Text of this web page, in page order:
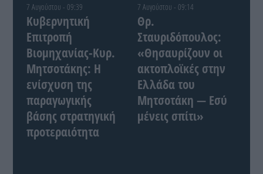
7 Αυγούστου - 09:39
Κυβερνητική
Επιτροπή
Βιομηχανίας-Κυρ.
Μητσοτάκης: Η
ενίσχυση της
παραγωγικής
βάσης στρατηγική
προτεραιότητα
7 Αυγούστου - 09:14
Θρ.
Σταυριδόπουλος:
«Θησαυρίζουν οι
ακτοπλοϊκές στην
Ελλάδα του
Μητσοτάκη — Εσύ
μένεις σπίτι»